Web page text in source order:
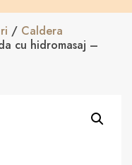
/ Caldera
cu hidromasaj –